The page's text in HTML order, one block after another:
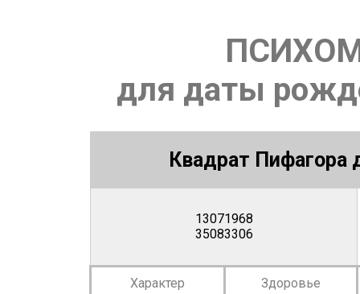
для даты
Квадрат Пифагора
13071968
35083306
Характер
Здоровье